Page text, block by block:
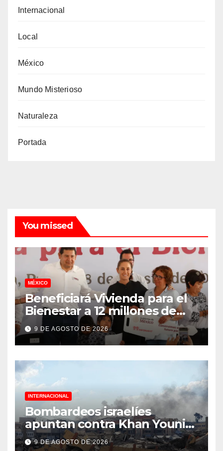
Internacional
Local
México
Mundo Misterioso
Naturaleza
Portada
You missed
MÉXICO
Beneficiará Vivienda para el
Bienestar a 12 millones de
familias
9 DE AGOSTO DE 2026
INTERNACIONAL
Bombardeos israelíes
apuntan contra Khan Younis
y al-Bureij, en Gaza
9 DE AGOSTO DE 2026